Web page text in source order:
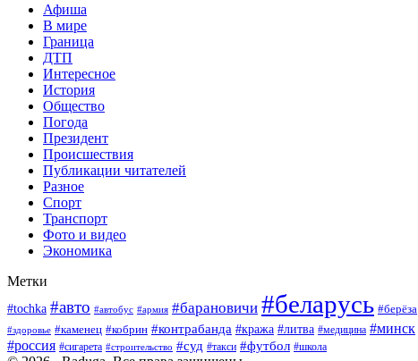
Афиша
В мире
Граница
ДТП
Интересное
История
Общество
Погода
Президент
Происшествия
Публикации читателей
Разное
Спорт
Транспорт
Фото и видео
Экономика
Метки
#tochka #авто #автобус #армия #барановичи #беларусь #берёза
#здоровье #каменец #кобрин #контрабанда #кража #литва #медицина #минск
#россия #сигарета #строительство #суд #такси #футбол #школа